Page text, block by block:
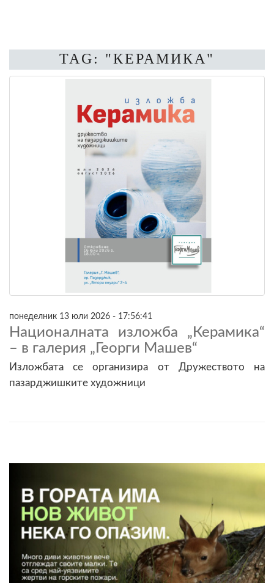
TAG: "КЕРАМИКА"
понеделник 13 юли 2026 - 17:56:41
Националната изложба „Керамика“
– в галерия „Георги Машев“
Изложбата се организира от Дружеството на
пазарджишките художници